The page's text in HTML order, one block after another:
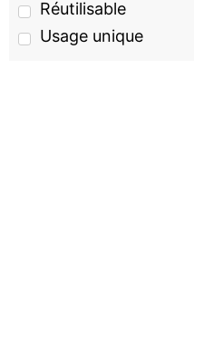
Réutilisable
Usage unique